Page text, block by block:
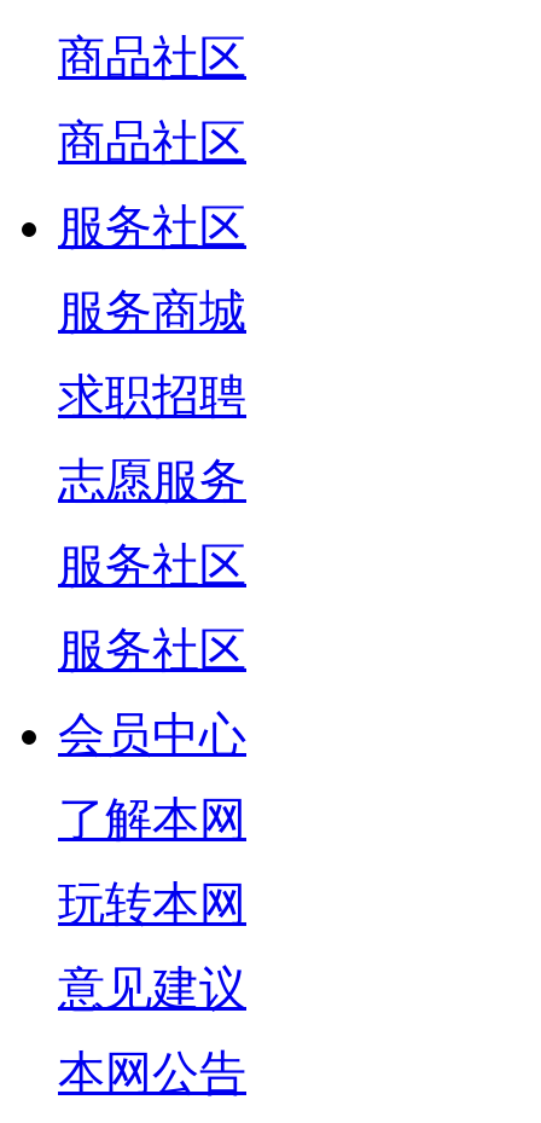
商品社区
商品社区
服务社区
服务商城
求职招聘
志愿服务
服务社区
服务社区
会员中心
了解本网
玩转本网
意见建议
本网公告